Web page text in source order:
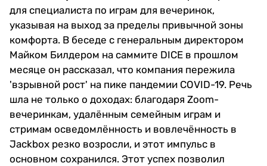
для специалиста по играм для вечеринок,
указывая на выход за пределы привычной зоны
комфорта. В беседе с генеральным директором
Майком Билдером на саммите DICE в прошлом
месяце он рассказал, что компания пережила
'взрывной рост' на пике пандемии COVID-19. Речь
шла не только о доходах: благодаря Zoom-
вечеринкам, удалённым семейным играм и
стримам осведомлённость и вовлечённость в
Jackbox резко возросли, и этот импульс в
основном сохранился. Этот успех позволил